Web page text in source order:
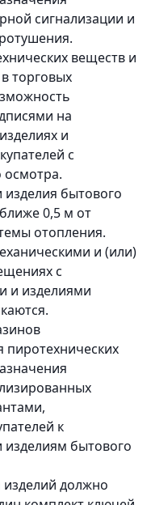
сигнализации и
веществ и
торговых
на
и
с
осмотра.
бытового
0,5 м от
отопления.
и (или)
с
и изделиями
пиротехнических
к
бытового
должно